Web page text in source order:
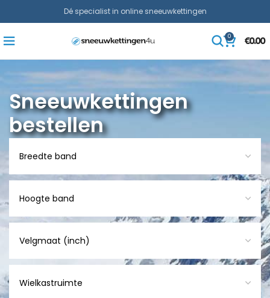
Dé specialist in online sneeuwkettingen
0
€0.00
Sneeuwkettingen
bestellen